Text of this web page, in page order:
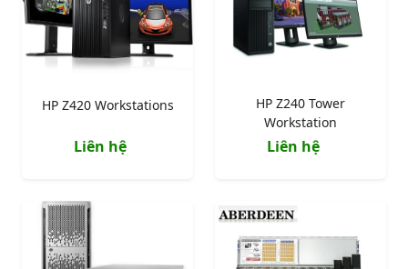
HP Z420 Workstations
Liên hệ
HP Z240 Tower
Workstation
Liên hệ